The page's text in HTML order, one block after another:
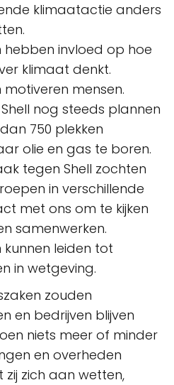
klimaatactie anders
hebben invloed op hoe
klimaat denkt.
mensen.
nog steeds plannen
750 plekken
olie en gas te boren.
tegen Shell zochten
in verschillende
met ons om te kijken
samenwerken.
leiden tot
in wetgeving.
zouden
en bedrijven blijven
niets meer of minder
en overheden
zich aan wetten,